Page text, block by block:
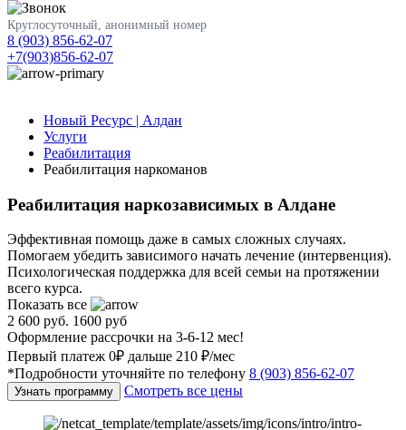
Круглосуточный, анонимный номер
8 (903) 856-62-07
+7(903)856-62-07
Новый Ресурс | Алдан
Услуги
Реабилитация
Реабилитация наркоманов
Реабилитация наркозависимых в Алдане
Эффективная помощь даже в самых сложных случаях.
Помогаем убедить зависимого начать лечение (интервенция).
Психологическая поддержка для всей семьи на протяжении
всего курса.
Показать все
2 600 руб. 1600 руб
Оформление рассрочки на 3-6-12 мес!
Первый платеж 0₽ дальше 210 ₽/мес
*Подробности уточняйте по телефону 8 (903) 856-62-07
Узнать программу Смотреть все цены